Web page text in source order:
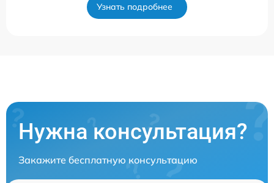
Узнать подробнее
Нужна консультация?
Закажите бесплатную консультацию